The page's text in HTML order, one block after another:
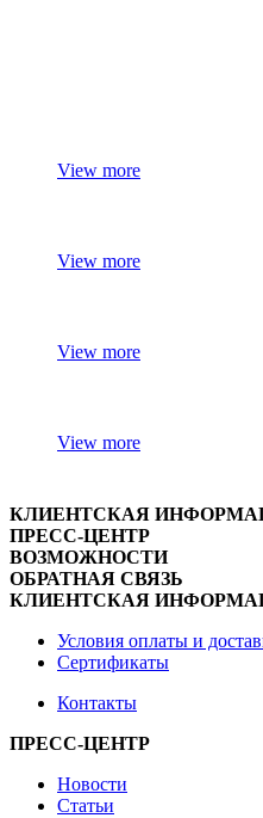
View more
View more
View more
View more
КЛИЕНТСКАЯ
ПРЕСС-ЦЕНТР
ВОЗМОЖНОСТИ
ОБРАТНАЯ СВЯЗЬ
КЛИЕНТСКАЯ
Условия оплаты и
Сертификаты
Контакты
ПРЕСС-ЦЕНТР
Новости
Статьи